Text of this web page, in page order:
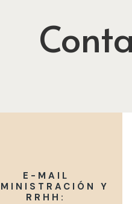
E-MAIL
Y
RRHH: